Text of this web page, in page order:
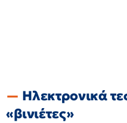
Ηλεκτρονικά
«βινιέτες»